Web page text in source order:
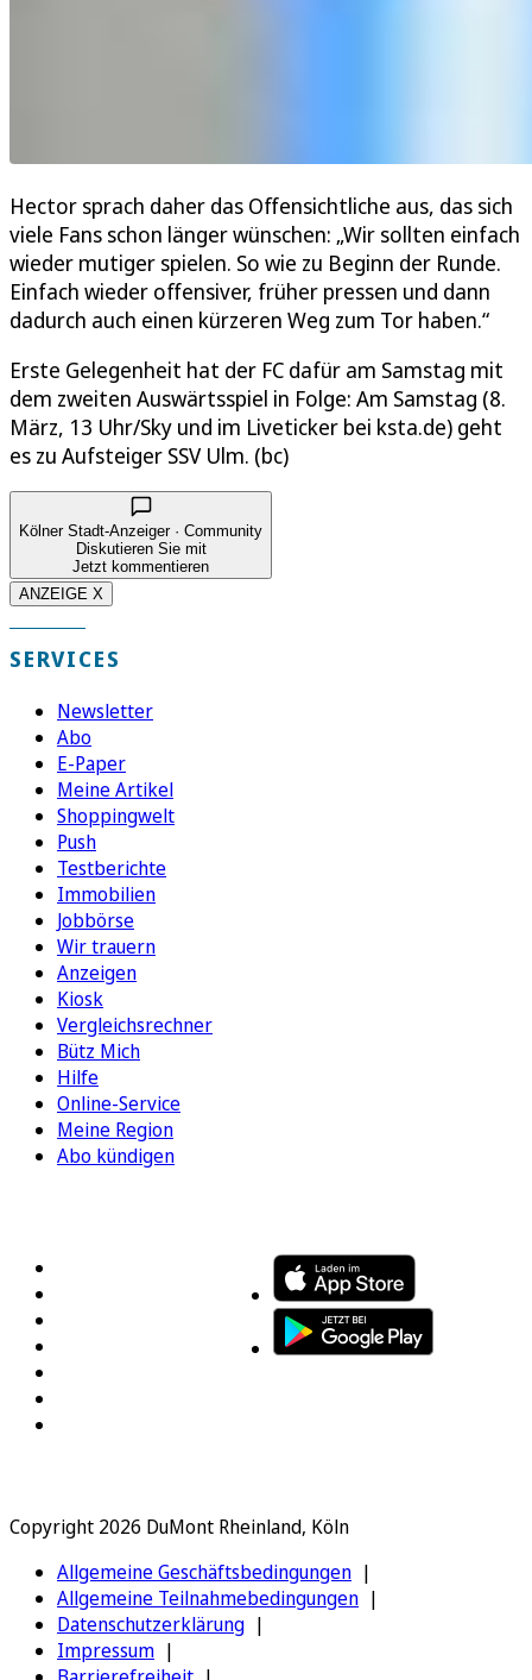
Hector sprach daher das Offensichtliche aus, das sich
viele Fans schon länger wünschen: „Wir sollten einfach
wieder mutiger spielen. So wie zu Beginn der Runde.
Einfach wieder offensiver, früher pressen und dann
dadurch auch einen kürzeren Weg zum Tor haben.“
Erste Gelegenheit hat der FC dafür am Samstag mit
dem zweiten Auswärtsspiel in Folge: Am Samstag (8.
März, 13 Uhr/Sky und im Liveticker bei ksta.de) geht
es zu Aufsteiger SSV Ulm. (bc)
Kölner Stadt-Anzeiger · Community
Diskutieren Sie mit
Jetzt kommentieren
ANZEIGE X
SERVICES
Newsletter
Abo
E-Paper
Meine Artikel
Shoppingwelt
Push
Testberichte
Immobilien
Jobbörse
Wir trauern
Anzeigen
Kiosk
Vergleichsrechner
Bütz Mich
Hilfe
Online-Service
Meine Region
Abo kündigen
Copyright 2026 DuMont Rheinland, Köln
Allgemeine Geschäftsbedingungen
Allgemeine Teilnahmebedingungen
Datenschutzerklärung
Impressum